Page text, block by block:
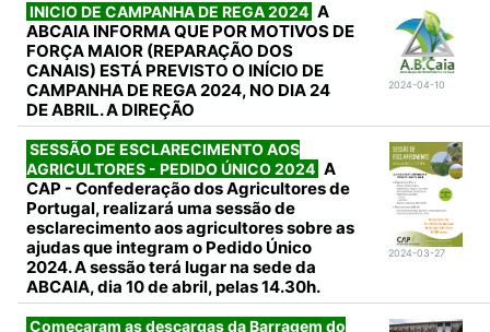
INICIO DE CAMPANHA DE REGA 2024 A
ABCAIA INFORMA QUE POR MOTIVOS DE
FORÇA MAIOR (REPARAÇÃO DOS
CANAIS) ESTÁ PREVISTO O INÍCIO DE
CAMPANHA DE REGA 2024, NO DIA 24
DE ABRIL. A DIREÇÃO
2024-04-10
SESSÃO DE ESCLARECIMENTO AOS
AGRICULTORES - PEDIDO ÚNICO 2024 A
CAP - Confederação dos Agricultores de
Portugal, realizará uma sessão de
esclarecimento aos agricultores sobre as
ajudas que integram o Pedido Único
2024. A sessão terá lugar na sede da
ABCAIA, dia 10 de abril, pelas 14.30h.
2024-03-27
Começaram as descargas da Barragem do